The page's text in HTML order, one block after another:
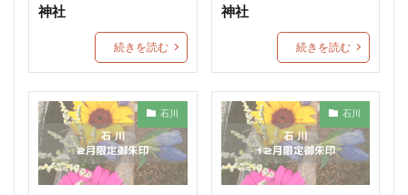
小平潟天満宮 芳賀天満宮
日本三大天神 ストーンサークル
1日枚数限定御朱印 浅草神社 素鵞神社
眞田神社 伊豫豆比古命神社 天之宮 二柱神社
賀茂別雷神社 岡田神社（岡田宮） 満願成就
沼津市 大野神社 朔日まいり 元祇園梛神社
神社
続きを読む
神社
続きを読む
石川 石川